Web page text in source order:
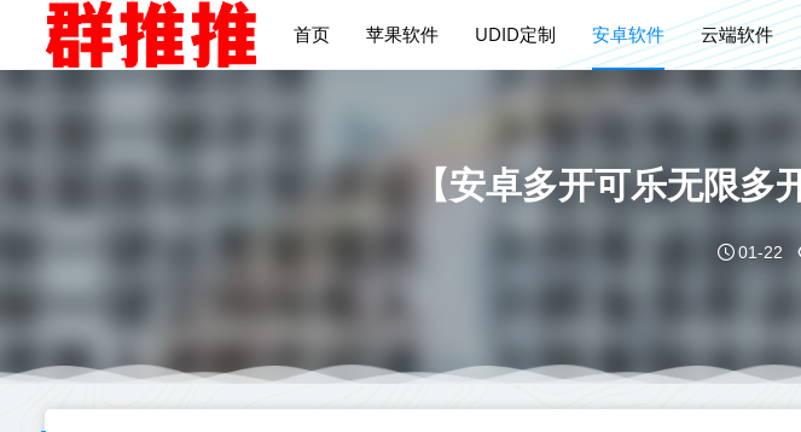
首页 苹果软件 UDID定制 安卓软件 云端软件
【安卓多开可乐无限
01-22